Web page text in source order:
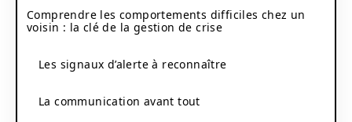
Comprendre les comportements difficiles chez un
voisin : la clé de la gestion de crise
Les signaux d’alerte à reconnaître
La communication avant tout